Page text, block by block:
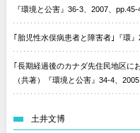
『環境と公害』36-3、2007、pp.45-
｢胎児性水俣病患者と障害者｣『環
｢長期経過後のカナダ先住民地区に
（共著）『環境と公害』34-4、
土井文博